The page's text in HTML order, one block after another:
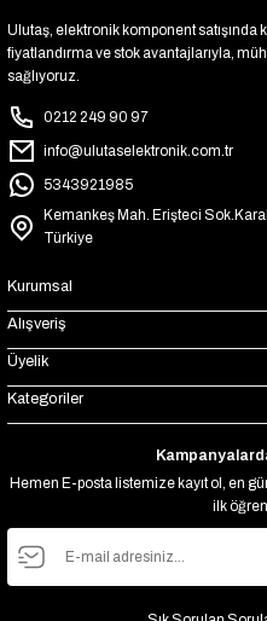
Ulutaş, elektronik komponent satışında
fiyatlandırma ve stok avantajlarıyla,
sağlıyoruz.
0212 249 90 97
info@ulutaselektronik.com.tr
5343921985
Kemankeş Mah. Erişteci
Türkiye
Kurumsal
Alışveriş
Üyelik
Kategoriler
Hemen E-posta listemize kayıt ol, en
ilk